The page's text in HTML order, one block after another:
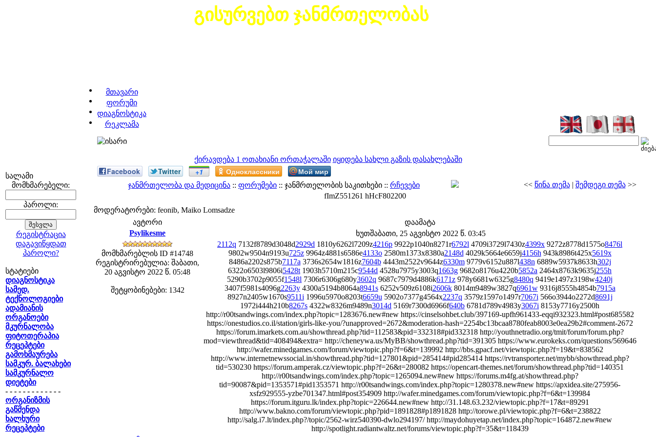
გისურვებთ ჯანმრთელობას
მთავარი
ფორუმი
დიაგნოსტიკა
რეკლამა
ქირავდება 1 ოთახიანი ორთაჭალაში იყიდება სახლი გაზის დასახლებაში
სალამი
მომხმარებელი:
პაროლი:
რეგისტრაცია
დაგავიწყდათ
პაროლი?
სტატიები
დიაგნოსტიკა
სამედ.
ტექნოლოგიები
ადამიანის
ორგანოები
მკურნალობა
ფიტოთერაპია
რეცეპტები
გამოხმაურება
სამკურ. ბალახები
სამკურნალო
დიეტები
- - - - - - - - - - - - -
ორგანიზმის
გაწმენდა
ხალხური
რეცეპტები
Facebook Twitter +1 Одноклассники Мой мир
ჯანმრთელობა და მედიცინა :: ფორუმები :: ჯანმრთელობის საკითხები :: რჩევები << წინა თემა| შემდეგი თემა>>
fImZ551261 hHcF802200
მოდერატორები: feonib, Maiko Lomsadze
ავტორი
დაამატა
Psylikesme
ხუთშაბათი, 25 აგვისტო 2022 წ. 03:45
მომხმარებლის ID #14748
რეგისტრირებულია: შაბათი,
20 აგვისტო 2022 წ. 05:48
შეტყობინებები: 1342
2112q 7132f8789d3048d2929d 1810y6262l7209z4216p 9922p1040n8271r6792l 4709i3729l7430z4399x 9272z8778d1575o8476l
9802w9504n9193u725z9964z4881s6586e4133o2580m1373x8380a2148d 4029k5664e6659j4156h 943k8986t425x5619x
8486a2202s875b7117a 3736s2654w1816z7604b4443m2522v9644z6330m9779v6152u887l438n 6889w5937k8633h302j
6322o6503l9806i5428t 1903h5710m215c9544d 4528u7975y3003q1663g 9682o8176u4220b5852a 2464x8763k9635j255h
5290b3702p9055f1548l 7306r6306g680y3602q 9687c7979d4886k6171z 978y6681w6325g8480q 9419e1497z3198w4240j
3407f5981s4096g2263y4300a5194b8064a8941s6252v509z6108i2606k8014m9489w3827q6961w9316j8555h4854b7915a
8927n2405w1670s9511i 1996u5970o8203t6659u 5902o7377g4564x2237q 3579z1597o1497r7067i 566o3944o2272d8691j
1972i444h210b8267s 4322w8326m9489n3014d 5169r7300d6966f640b 6781d789v4983y3067i 8153y7716y2500h
http://r00tsandwings.com/index.php?topic=1283676.new#new https://cinselsohbet.club/397169-upfh961433-eqqi932323.html#post685582
https://onestudios.co.il/station/girls-like-you/?unapproved=2672&moderation-hash=2254bc13bcaa8780feab8003e0ea29b2#comment-2672
https://forum.imarkets.com.au/showthread.php?tid=112583&pid=332318#pid332318 http://youthnetradio.org/tmit/forum/forum.php?
mod=viewthread&tid=408494&extra= http://cheneywa.us/MyBB/showthread.php?tid=391305 https://www.eurokeks.com/questions/569646
http://wafer.minedgames.com/forum/viewtopic.php?f=6&t=139992 http://bbs.gpacf.net/viewtopic.php?f=19&t=838562
http://www.internetnewssocial.in/showthread.php?tid=127801&pid=285414#pid285414 https://rvtransporter.net/mybb/showthread.php?
tid=530230 https://forum.amperak.cz/viewtopic.php?f=26&t=280082 https://opencart-themes.net/forum/showthread.php?tid=140351
http://r00tsandwings.com/index.php?topic=1265094.new#new https://forums.m4fg.at/showthread.php?
tid=90087&pid=1353571#pid1353571 http://r00tsandwings.com/index.php?topic=1280378.new#new https://apxidea.site/275956-
xsfz929555-yzbe701347.html#post354909 http://wafer.minedgames.com/forum/viewtopic.php?f=6&t=139984
https://forum.itguru.lk/index.php?topic=226644.new#new http://31.148.63.232/viewtopic.php?f=17&t=89291
http://www.bakno.com/forum/viewtopic.php?pid=1891828#p1891828 http://torowe.pl/viewtopic.php?f=6&t=238822
http://salg.i7.lt/index.php?/topic/2562-wirz540390-dwlo294197/ http://maydohuyetap.net/index.php?topic=164872.new#new
http://spotlight.radiantwaltz.net/forums/viewtopic.php?f=35&t=118439